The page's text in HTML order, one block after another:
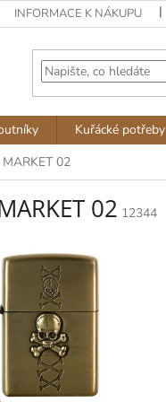
INFORMACE K NÁKUPU
Kuřácké potřeby
02
02 12344